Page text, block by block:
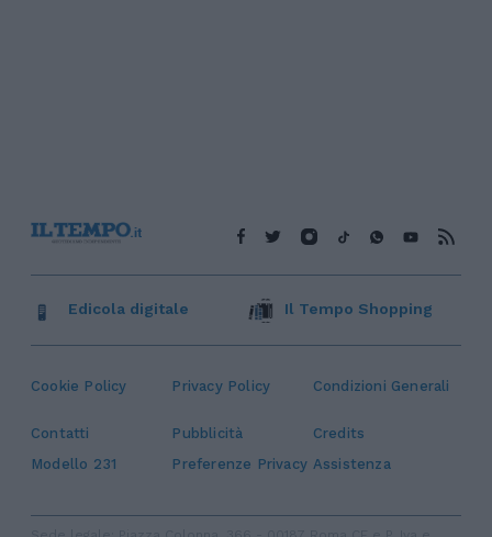
Cookie Policy Privacy Policy Condizioni Generali
Contatti Pubblicità
Credits
Modello 231
Preferenze Privacy Assistenza
Edicola digitale Il Tempo Shopping